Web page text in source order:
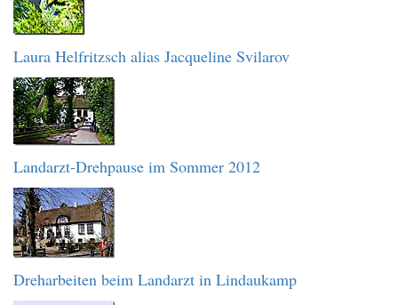
Laura Helfritzsch alias Jacqueline Svilarov
Landarzt-Drehpause im Sommer 2012
Dreharbeiten beim Landarzt in Lindaukamp